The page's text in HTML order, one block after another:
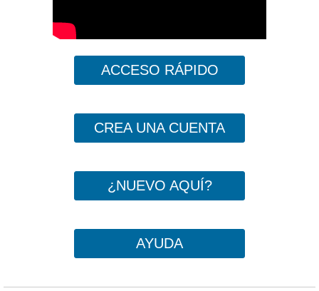
ACCESO RÁPIDO
CREA UNA CUENTA
¿NUEVO AQUÍ?
AYUDA